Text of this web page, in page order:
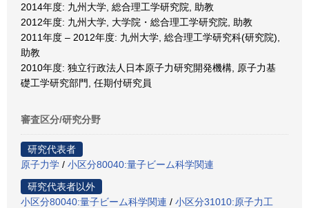
2014年度: 九州大学, 総合理工学研究院, 助教
2012年度: 九州大学, 大学院・総合理工学研究院, 助教
2011年度 – 2012年度: 九州大学, 総合理工学研究科(研究院),
助教
2010年度: 独立行政法人日本原子力研究開発機構, 原子力基
礎工学研究部門, 任期付研究員
審査区分/研究分野
研究代表者
原子力学 / 小区分80040:量子ビーム科学関連
研究代表者以外
小区分80040:量子ビーム科学関連 / 小区分31010:原子力工